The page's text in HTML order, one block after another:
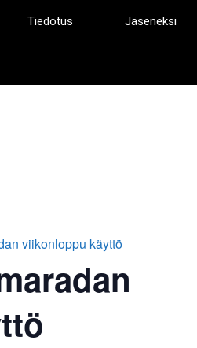
Tiedotus Jäseneksi
viikonloppu käyttö